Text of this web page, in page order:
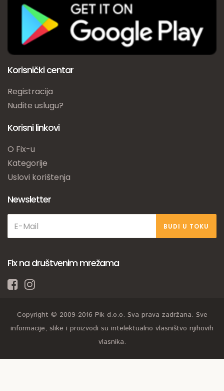
Korisnički centar
Registracija
Nudite uslugu?
Korisni linkovi
O Fix-u
Kategorije
Uslovi korištenja
Newsletter
BUDI U TOKU
Fix na društvenim mrežama
Copyright © 2009-2016 Pik d.o.o. Sva prava zadržana. Sve
informacije, slike i proizvodi su intelektualno vlasništvo njihovih
vlasnika.